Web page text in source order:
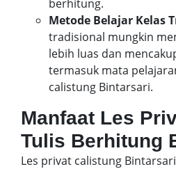
berhitung.
Metode Belajar Kelas
tradisional mungkin
lebih luas dan
termasuk mata
calistung Bintarsari.
Manfaat Les
Tulis Berhitung
Les privat calistung